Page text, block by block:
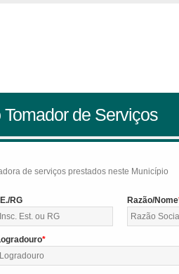
de Serviços
de serviços prestados neste Município
RG Razão/Nome